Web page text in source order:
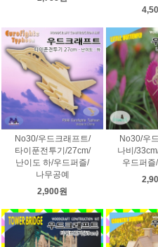
No30/우드크래프트/
타이푼전투기/27cm/
난이도 하/우드퍼즐/
나무공예
2,900원
No30/우
나비/
우드퍼즐